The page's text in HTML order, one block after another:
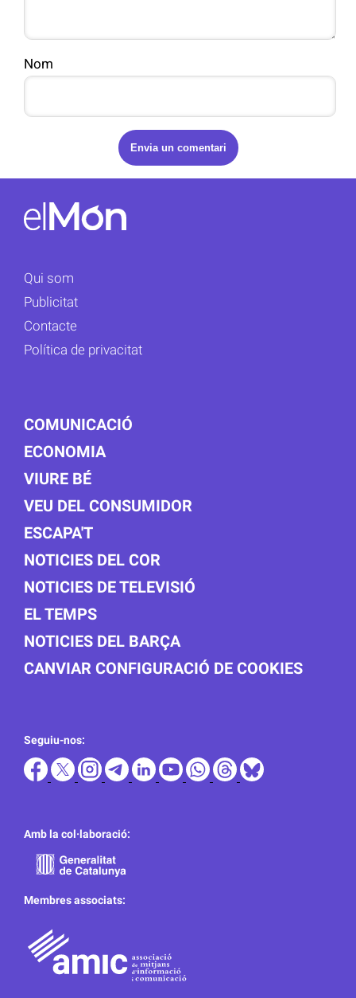
Nom
Qui som
Publicitat
Contacte
Política de privacitat
COMUNICACIÓ
ECONOMIA
VIURE BÉ
VEU DEL CONSUMIDOR
ESCAPA'T
NOTICIES DEL COR
NOTICIES DE TELEVISIÓ
EL TEMPS
NOTICIES DEL BARÇA
CANVIAR CONFIGURACIÓ DE COOKIES
Seguiu-nos:
Amb la col·laboració:
Membres associats: